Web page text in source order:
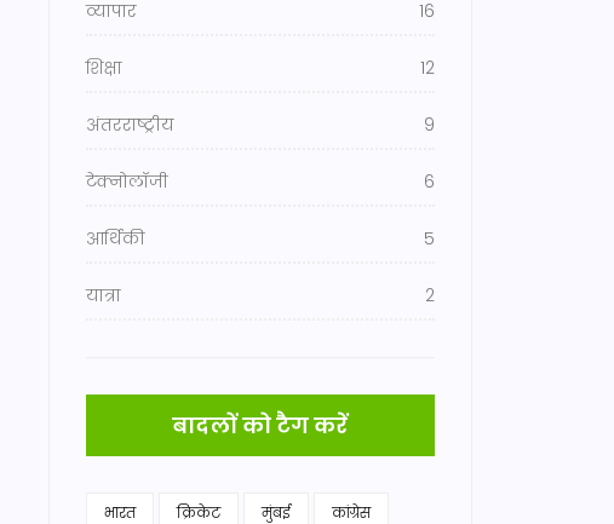
व्यापार 16
शिक्षा 12
अंतरराष्ट्रीय 9
टेक्नोलॉजी 6
आर्थिकी 5
यात्रा 2
बादलों को टैग करें
भारत क्रिकेट मुंबई कांग्रेस